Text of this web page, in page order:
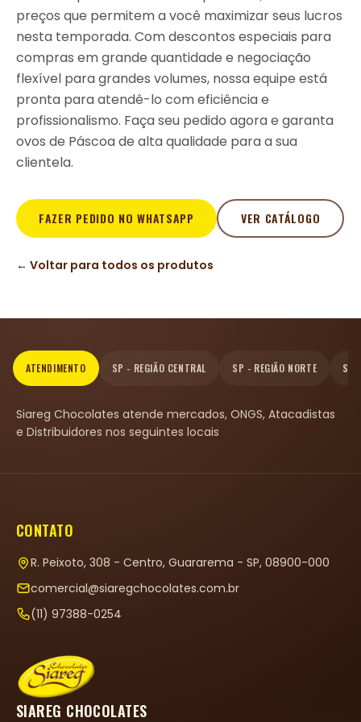
preços que permitem a você maximizar seus lucros
nesta temporada. Com descontos especiais para
compras em grande quantidade e negociação
flexível para grandes volumes, nossa equipe está
pronta para atendê-lo com eficiência e
profissionalismo. Faça seu pedido agora e garanta
ovos de Páscoa de alta qualidade para a sua
clientela.
FAZER PEDIDO NO WHATSAPP VER CATÁLOGO
← Voltar para todos os produtos
ATENDIMENTO SP - REGIÃO CENTRAL SP - REGIÃO NORTE SP
Siareg Chocolates atende mercados, ONGS, Atacadistas
e Distribuidores nos seguintes locais
CONTATO
R. Peixoto, 308 - Centro, Guararema - SP, 08900-000
comercial@siaregchocolates.com.br
(11) 97388-0254
SIAREG CHOCOLATES